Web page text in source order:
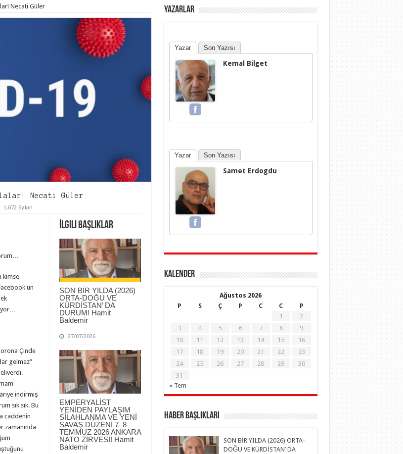
Necati Güler
Necati Güler
1,072 Bakın
İlgili Başlıklar
SON BİR YILDA (2026)
ORTA-DOĞU VE
KÜRDİSTAN’ DA
DURUM! Hamit
Baldemir
27/07/2026
EMPERYALİST
YENİDEN PAYLAŞIM
SİLAHLANMA VE YENİ
SAVAŞ DÜZENİ 7–8
TEMMUZ 2026 ANKARA
NATO ZİRVESİ! Hamit
Baldemir
kimse
un
Çinde
gelmez”
indirmiş
sık sık. Bu
caddenin
zamanında
YAZARLAR
Yazar Son Yazısı
Kemal Bilget
Yazar Son Yazısı
Samet Erdogdu
KALENDER
Ağustos 2026
P
S Ç P C C
P
1
2
3
4 5 6 7 8
9
10
11 12 13 14 15
16
17
18 19 20 21 22
23
24
25 26 27 28 29
30
31
« Tem
Haber Başlıkları
SON BİR YILDA (2026) ORTA-
DOĞU VE KÜRDİSTAN’ DA